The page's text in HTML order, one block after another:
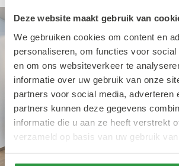
Deze website maakt gebruik van
We gebruiken cookies om content en
personaliseren, om functies voor social
en om ons websiteverkeer te
informatie over uw gebruik van onze
partners voor social media, adverteren
partners kunnen deze gegevens
informatie die u aan ze heeft verstrekt
verzameld op basis van uw gebruik van